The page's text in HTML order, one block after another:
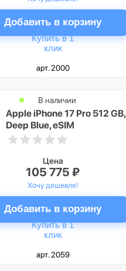
Добавить в корзину
Купить в 1
клик
арт. 2000
Apple iPhone 17 Pro 512 GB,
Deep Blue, eSIM
В наличии
Цена
105 775 ₽
Хочу дешевле!
Добавить в корзину
Купить в 1
клик
арт. 2059